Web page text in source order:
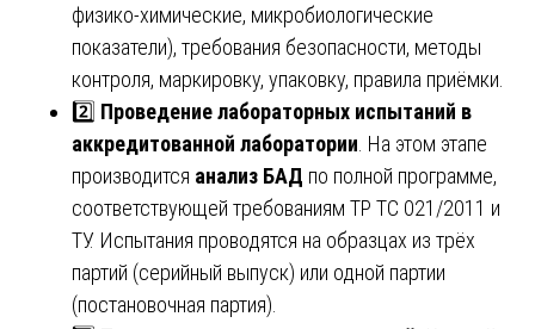
физико-химические, микробиологические
показатели), требования безопасности, методы
контроля, маркировку, упаковку, правила приёмки.
2️⃣ Проведение лабораторных испытаний в
аккредитованной лаборатории . На этом этапе
производится анализ БАД по полной программе,
соответствующей требованиям ТР ТС 021/2011 и
ТУ. Испытания проводятся на образцах из трёх
партий (серийный выпуск) или одной партии
(постановочная партия).